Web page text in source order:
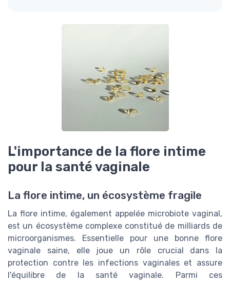
L'importance de la flore intime
pour la santé vaginale
La flore intime, un écosystème fragile
La flore intime, également appelée microbiote vaginal,
est un écosystème complexe constitué de milliards de
microorganismes. Essentielle pour une bonne flore
vaginale saine, elle joue un rôle crucial dans la
protection contre les infections vaginales et assure
l'équilibre de la santé vaginale. Parmi ces